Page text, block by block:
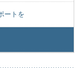
ートを